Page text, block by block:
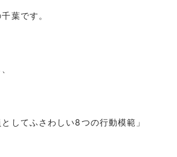
葉です。
としてふさわしい8つの行動模範」